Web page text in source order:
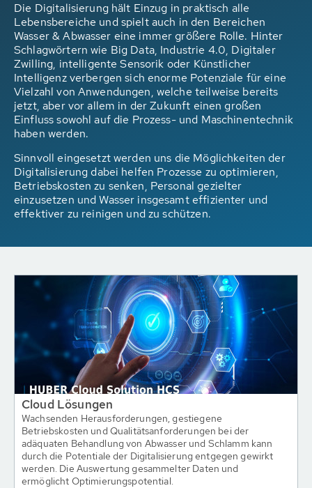
Die Digitalisierung hält Einzug in praktisch alle
Lebensbereiche und spielt auch in den Bereichen
Wasser & Abwasser eine immer größere Rolle. Hinter
Schlagwörtern wie Big Data, Industrie 4.0, Digitaler
Zwilling, intelligente Sensorik oder Künstlicher
Intelligenz verbergen sich enorme Potenziale für eine
Vielzahl von Anwendungen, welche teilweise bereits
jetzt, aber vor allem in der Zukunft einen großen
Einfluss sowohl auf die Prozess- und Maschinentechnik
haben werden.
Sinnvoll eingesetzt werden uns die Möglichkeiten der
Digitalisierung dabei helfen Prozesse zu optimieren,
Betriebskosten zu senken, Personal gezielter
einzusetzen und Wasser insgesamt effizienter und
effektiver zu reinigen und zu schützen.
Cloud Lösungen
Wachsenden Herausforderungen, gestiegene
Betriebskosten und Qualitätsanforderungen bei der
adäquaten Behandlung von Abwasser und Schlamm kann
durch die Potentiale der Digitalisierung entgegen gewirkt
werden. Die Auswertung gesammelter Daten und
ermöglicht Optimierungspotential.